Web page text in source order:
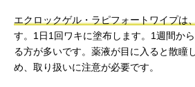
エクロックゲル・ラピフォートワイプは
す。1日1回ワキに塗布します。1週間か
る方が多いです。薬液が目に入ると散瞳
め、取り扱いに注意が必要です。